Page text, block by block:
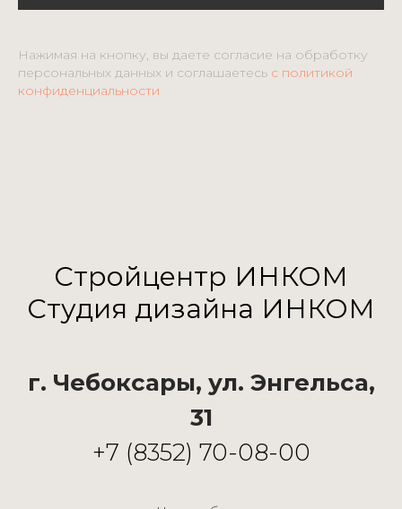
Нажимая на кнопку, вы даете согласие на обработку
персональных данных и соглашаетесь c политикой
конфиденциальности
Стройцентр ИНКОМ
Студия дизайна ИНКОМ
г. Чебоксары, ул. Энгельса,
31
+7 (8352) 70-08-00